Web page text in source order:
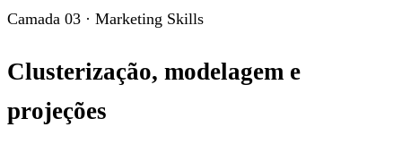
Camada 03 · Marketing Skills
Clusterização, modelagem e
projeções